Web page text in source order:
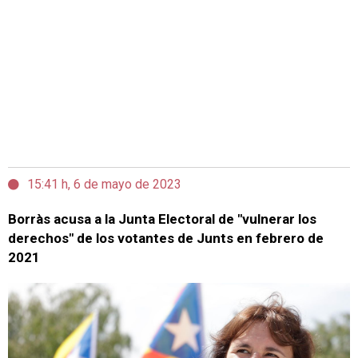
15:41 h, 6 de mayo de 2023
Borràs acusa a la Junta Electoral de "vulnerar los
derechos" de los votantes de Junts en febrero de
2021